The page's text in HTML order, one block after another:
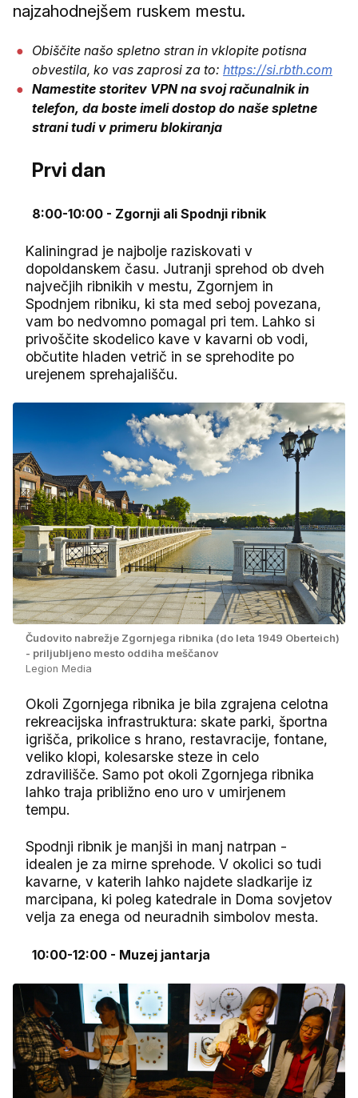
najzahodnejšem ruskem mestu.
Obiščite našo spletno stran in vklopite potisna
obvestila, ko vas zaprosi za to: https://si.rbth.com
Namestite storitev VPN na svoj računalnik in
telefon, da boste imeli dostop do naše spletne
strani tudi v primeru blokiranja
Prvi dan
8:00-10:00 - Zgornji ali Spodnji ribnik
Kaliningrad je najbolje raziskovati v
dopoldanskem času. Jutranji sprehod ob dveh
največjih ribnikih v mestu, Zgornjem in
Spodnjem ribniku, ki sta med seboj povezana,
vam bo nedvomno pomagal pri tem. Lahko si
privoščite skodelico kave v kavarni ob vodi,
občutite hladen vetrič in se sprehodite po
urejenem sprehajališču.
Čudovito nabrežje Zgornjega ribnika (do leta 1949 Oberteich)
- priljubljeno mesto oddiha meščanov
Legion Media
Okoli Zgornjega ribnika je bila zgrajena celotna
rekreacijska infrastruktura: skate parki, športna
igrišča, prikolice s hrano, restavracije, fontane,
veliko klopi, kolesarske steze in celo
zdravilišče. Samo pot okoli Zgornjega ribnika
lahko traja približno eno uro v umirjenem
tempu.
Spodnji ribnik je manjši in manj natrpan -
idealen je za mirne sprehode. V okolici so tudi
kavarne, v katerih lahko najdete sladkarije iz
marcipana, ki poleg katedrale in Doma sovjetov
velja za enega od neuradnih simbolov mesta.
10:00-12:00 - Muzej jantarja